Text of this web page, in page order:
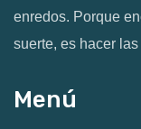
enredos. Porque
suerte, es hacer
Menú